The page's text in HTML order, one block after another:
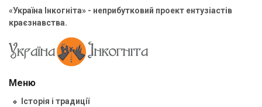
«Україна Інкогніта» - неприбутковий проект ентузіастів
краєзнавства.
Меню
Історія і традиції